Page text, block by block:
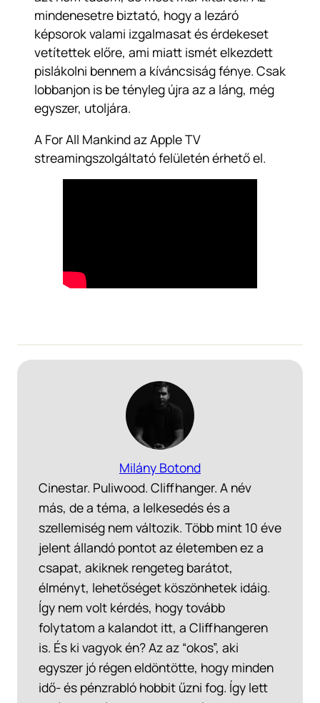
mindenesetre biztató, hogy a lezáró
képsorok valami izgalmasat és érdekeset
vetítettek előre, ami miatt ismét elkezdett
pislákolni bennem a kíváncsiság fénye. Csak
lobbanjon is be tényleg újra az a láng, még
egyszer, utoljára.
A For All Mankind az Apple TV
streamingszolgáltató felületén érhető el.
Milány Botond
Cinestar. Puliwood. Cliffhanger. A név
más, de a téma, a lelkesedés és a
szellemiség nem változik. Több mint 10 éve
jelent állandó pontot az életemben ez a
csapat, akiknek rengeteg barátot,
élményt, lehetőséget köszönhetek idáig.
Így nem volt kérdés, hogy tovább
folytatom a kalandot itt, a Cliffhangeren
is. És ki vagyok én? Az az “okos”, aki
egyszer jó régen eldöntötte, hogy minden
idő- és pénzrabló hobbit űzni fog. Így lett